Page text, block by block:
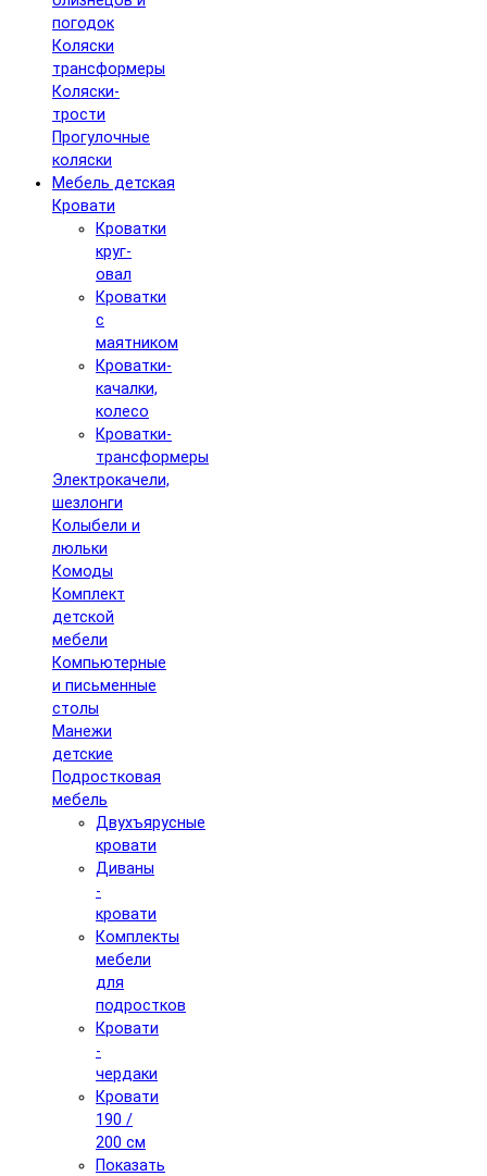
погодок
Коляски
трансформеры
Коляски-
трости
Прогулочные
коляски
Мебель детская
Кровати
Кроватки
круг-
овал
Кроватки
с
маятником
Кроватки-
качалки,
колесо
Кроватки-
трансформеры
Электрокачели,
шезлонги
Колыбели и
люльки
Комоды
Комплект
детской
мебели
Компьютерные
и письменные
столы
Манежи
детские
Подростковая
мебель
Двухъярусные
кровати
Диваны
-
кровати
Комплекты
мебели
для
подростков
Кровати
-
чердаки
Кровати
190 /
200 см
Показать